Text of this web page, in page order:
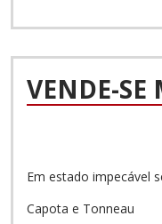
VENDE-SE
Em estado impecável
Capota e Tonneau